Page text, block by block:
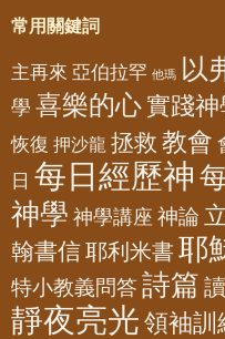
常用關鍵詞
主再來 亞伯拉罕 他瑪 以
學 喜樂的心實踐神
恢復 押沙龍 拯救 教會
日 每日經歷神
神學 神學講座 神論
翰書信耶利米書 耶
特小教義問答詩篇
靜夜亮光 領袖訓